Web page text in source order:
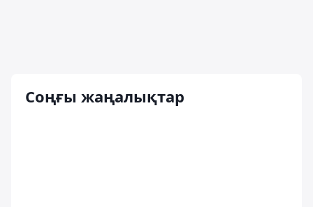
Соңғы жаңалықтар